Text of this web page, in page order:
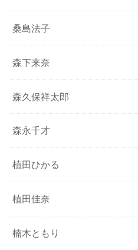
桑島法子
森下来奈
森久保祥太郎
森永千才
植田ひかる
植田佳奈
楠木ともり